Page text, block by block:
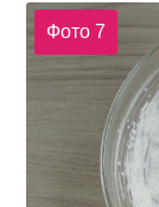
Фото 7